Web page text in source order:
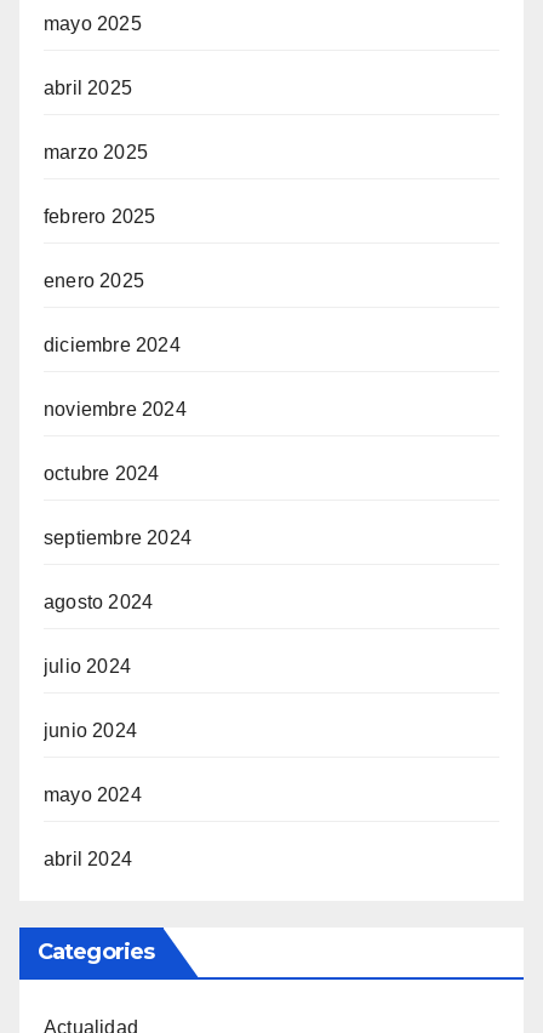
mayo 2025
abril 2025
marzo 2025
febrero 2025
enero 2025
diciembre 2024
noviembre 2024
octubre 2024
septiembre 2024
agosto 2024
julio 2024
junio 2024
mayo 2024
abril 2024
Categories
Actualidad